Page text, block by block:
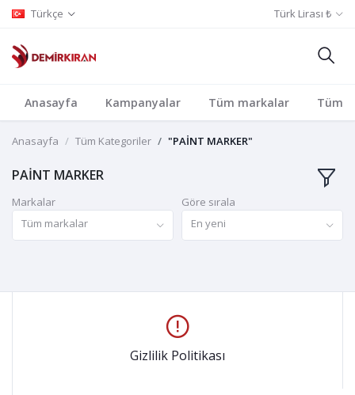
Türkçe Türk Lirası ₺
Anasayfa Kampanyalar Tüm markalar Tüm
Anasayfa Tüm Kategoriler "PAİNT MARKER"
PAİNT MARKER
Markalar
Tüm markalar
Göre sırala
En yeni
Gizlilik Politikası